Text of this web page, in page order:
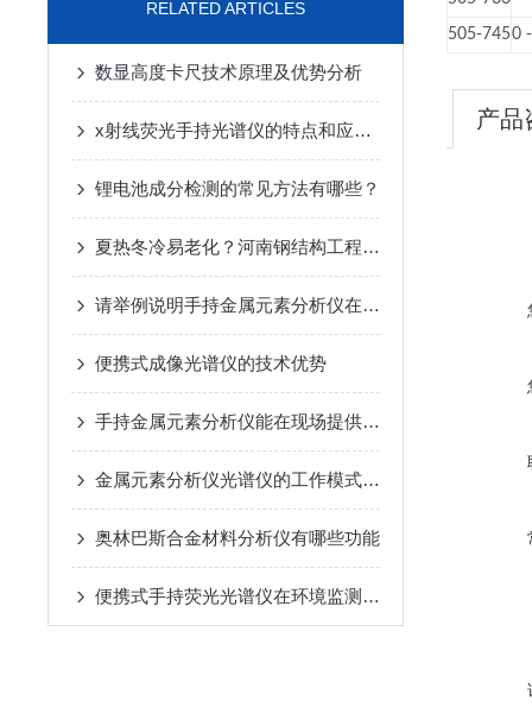
RELATED ARTICLES
数显高度卡尺技术原理及优势分析
x射线荧光手持光谱仪的特点和应用范围
锂电池成分检测的常见方法有哪些？
夏热冬冷易老化？河南钢结构工程靠光谱仪筑牢基建硬实力
请举例说明手持金属元素分析仪在各领域的具体应用
便携式成像光谱仪的技术优势
手持金属元素分析仪能在现场提供快速的检测结果
金属元素分析仪光谱仪的工作模式详细介绍
奥林巴斯合金材料分析仪有哪些功能
便携式手持荧光光谱仪在环境监测方面的作用
505-7450
产品